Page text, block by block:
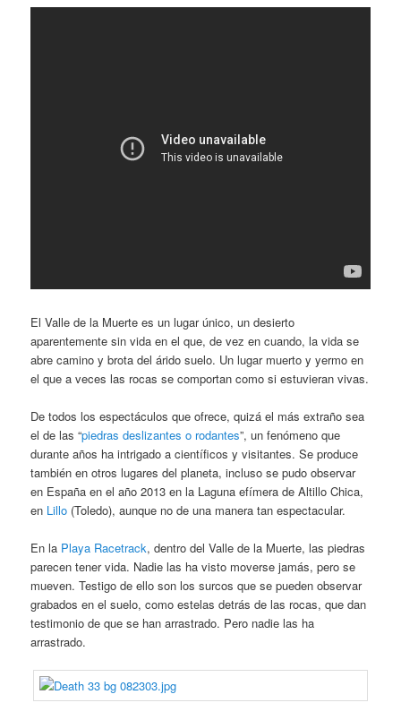
El Valle de la Muerte es un lugar único, un desierto
aparentemente sin vida en el que, de vez en cuando, la vida se
abre camino y brota del árido suelo. Un lugar muerto y yermo en
el que a veces las rocas se comportan como si estuvieran vivas.
De todos los espectáculos que ofrece, quizá el más extraño sea
el de las “piedras deslizantes o rodantes”, un fenómeno que
durante años ha intrigado a científicos y visitantes. Se produce
también en otros lugares del planeta, incluso se pudo observar
en España en el año 2013 en la Laguna efímera de Altillo Chica,
en Lillo (Toledo), aunque no de una manera tan espectacular.
En la Playa Racetrack, dentro del Valle de la Muerte, las piedras
parecen tener vida. Nadie las ha visto moverse jamás, pero se
mueven. Testigo de ello son los surcos que se pueden observar
grabados en el suelo, como estelas detrás de las rocas, que dan
testimonio de que se han arrastrado. Pero nadie las ha
arrastrado.